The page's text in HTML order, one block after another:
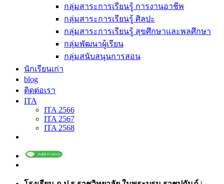
กลุ่มสาระการเรียนรู้ การงานอาชีพ
กลุ่มสาระการเรียนรู้ ศิลปะ
กลุ่มสาระการเรียนรู้ สุขศึกษาและพลศึกษา
กลุ่มพัฒนาผู้เรียน
กลุ่มสนับสนุนการสอน
นักเรียนเก่า
blog
ติดต่อเรา
ITA
ITA 2566
ITA 2567
ITA 2568